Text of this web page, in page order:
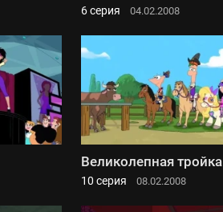
6 серия 04.02.2008
Великолепная тройка
10 серия 08.02.2008